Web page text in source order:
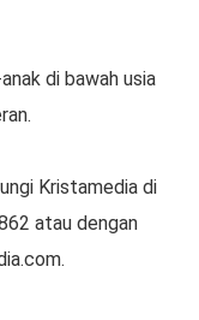
di bawah usia
Kristamedia di
atau dengan
.